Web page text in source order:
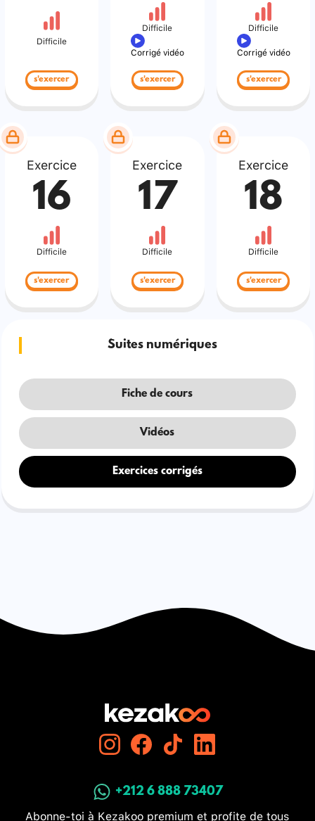
Difficile
s'exercer
Difficile
Corrigé vidéo
s'exercer
Difficile
Corrigé vidéo
s'exercer
Exercice
16
Difficile
s'exercer
Exercice
17
Difficile
s'exercer
Exercice
18
Difficile
s'exercer
Suites numériques
Fiche de cours
Vidéos
Exercices corrigés
+212 6 888 73407
Abonne-toi à Kezakoo premium et profite de tous